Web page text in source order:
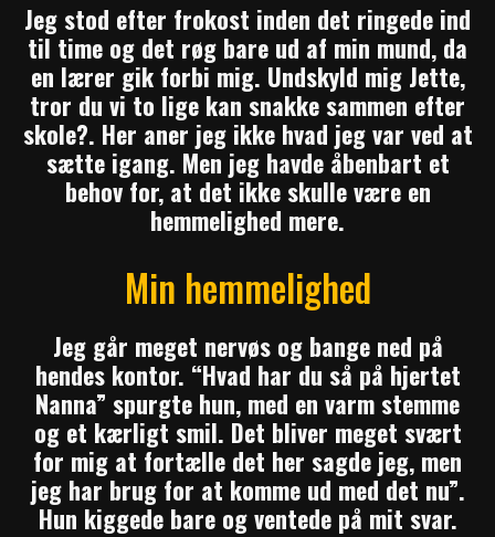
Jeg stod efter frokost inden det ringede ind
til time og det røg bare ud af min mund, da
en lærer gik forbi mig. Undskyld mig Jette,
tror du vi to lige kan snakke sammen efter
skole?. Her aner jeg ikke hvad jeg var ved at
sætte igang. Men jeg havde åbenbart et
behov for, at det ikke skulle være en
hemmelighed mere.
Min hemmelighed
Jeg går meget nervøs og bange ned på
hendes kontor. “Hvad har du så på hjertet
Nanna” spurgte hun, med en varm stemme
og et kærligt smil. Det bliver meget svært
for mig at fortælle det her sagde jeg, men
jeg har brug for at komme ud med det nu”.
Hun kiggede bare og ventede på mit svar.